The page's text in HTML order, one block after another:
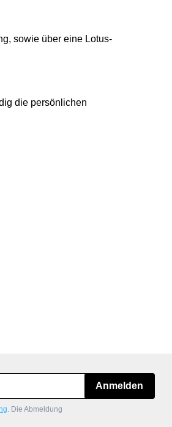
sowie über eine Lotus-
die persönlichen
Anmelden
. Die Abmeldung